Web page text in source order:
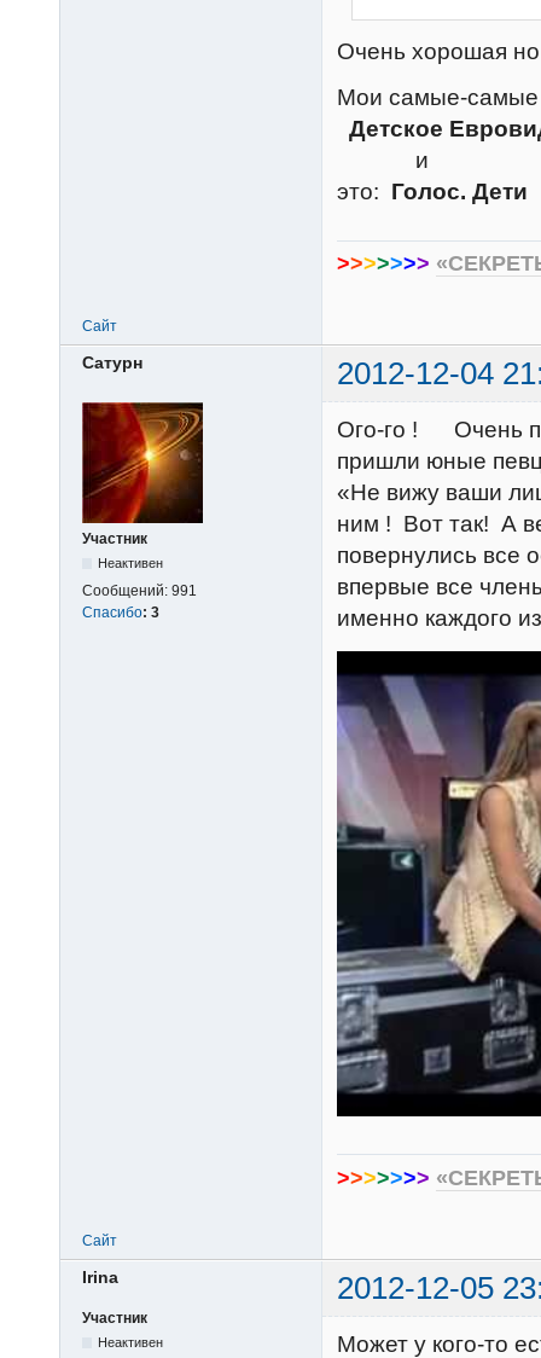
Очень хорошая
Мои самые-
Детское
и
это: Голос. Дети
>>>>>>>
Сайт
Сатурн 2012-12-04
Участник
Неактивен
Сообщений: 991
Спасибо: 3
Ого-го !
Очень
пришли юные
«Не вижу ваши
ним ! Вот так! А
повернулись
впервые все
именно каждого
>>>>>>>
Сайт
Irina 2012-12-05
Участник
Неактивен Может у кого-то